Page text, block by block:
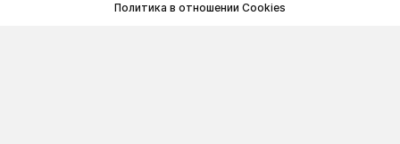
Политика в отношении Cookies